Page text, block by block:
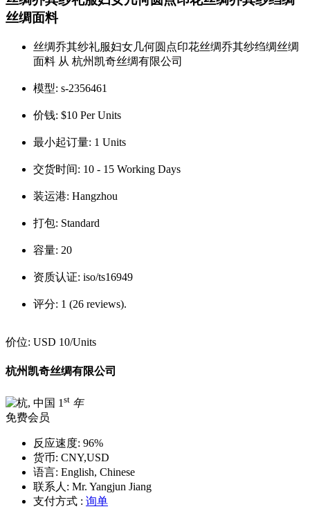
丝绸面料
丝绸乔其纱礼服妇女几何圆点印花丝绸乔其纱绉绸丝绸
面料 从 杭州凯奇丝绸有限公司
模型: s-2356461
价钱: $10 Per Units
最小起订量: 1 Units
交货时间: 10 - 15 Working Days
装运港: Hangzhou
打包: Standard
容量: 20
资质认证: iso/ts16949
评分: 1 (26 reviews).
价位: USD 10/Units
杭州凯奇丝绸有限公司
1 st 年
免费会员
反应速度: 96%
货币: CNY,USD
语言: English, Chinese
联系人: Mr. Yangjun Jiang
支付方式 : 询单